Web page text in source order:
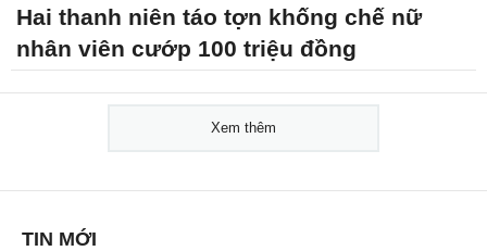
Hai thanh niên táo tợn khống chế nữ
nhân viên cướp 100 triệu đồng
Xem thêm
TIN MỚI